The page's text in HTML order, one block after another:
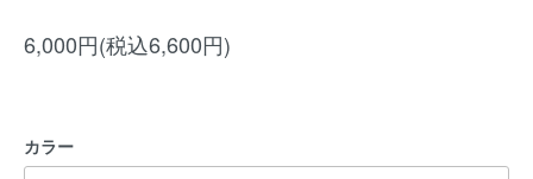
6,000円(税込6,600円)
カラー